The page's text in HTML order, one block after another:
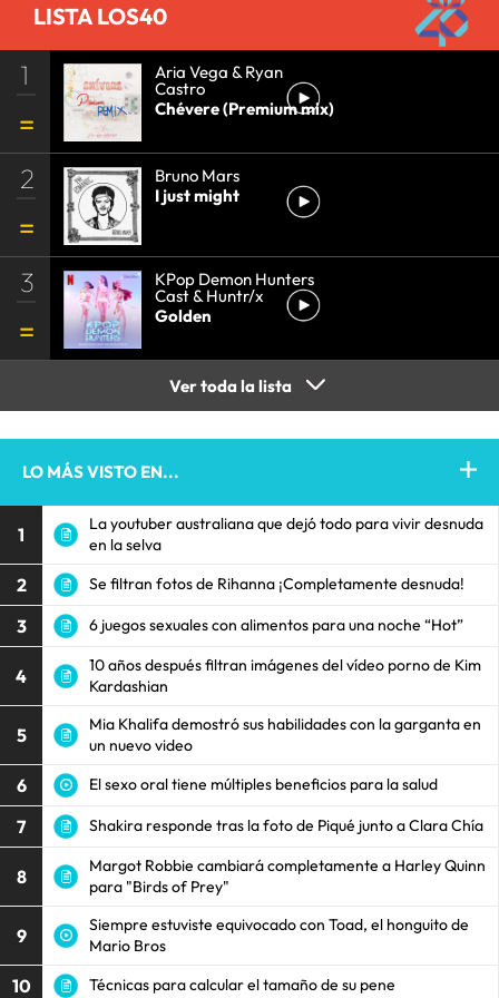
LISTA LOS40
1 Aria Vega & Ryan
Castro
Chévere (Premium mix)
2
Bruno Mars
I just might
3 KPop Demon Hunters
Cast & Huntr/x
Golden
Ver toda la lista
LO MÁS VISTO EN...
1
La youtuber australiana que dejó todo para vivir desnuda
en la selva
2 Se filtran fotos de Rihanna ¡Completamente desnuda!
3 6 juegos sexuales con alimentos para una noche “Hot”
4
10 años después filtran imágenes del vídeo porno de Kim
Kardashian
5
Mia Khalifa demostró sus habilidades con la garganta en
un nuevo video
6 El sexo oral tiene múltiples beneficios para la salud
7 Shakira responde tras la foto de Piqué junto a Clara Chía
8
Margot Robbie cambiará completamente a Harley Quinn
para "Birds of Prey"
9
Siempre estuviste equivocado con Toad, el honguito de
Mario Bros
10 Técnicas para calcular el tamaño de su pene